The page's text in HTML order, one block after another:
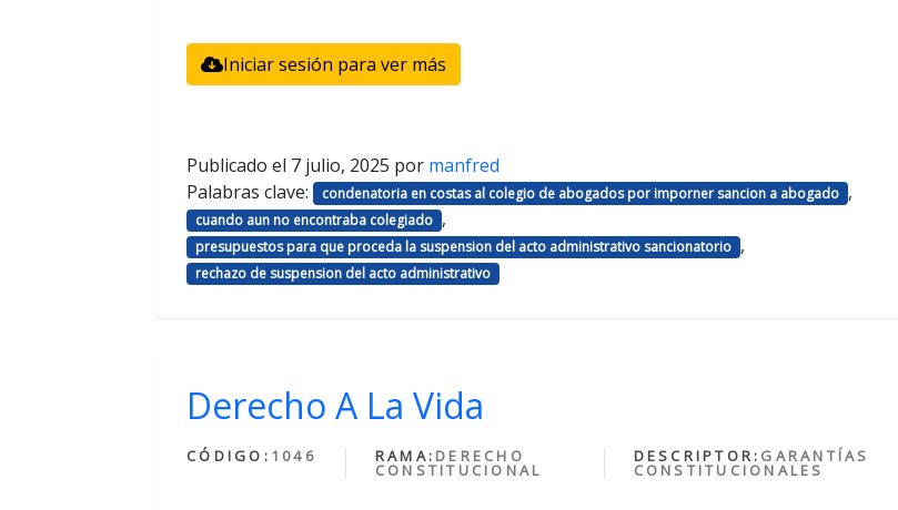
Iniciar sesión para ver más
Publicado el 7 julio, 2025 por manfred
Palabras clave:
condenatoria en costas al colegio de abogados por imporner sancion a abogado ,
cuando aun no encontraba colegiado ,
presupuestos para que proceda la suspension del acto administrativo sancionatorio ,
rechazo de suspension del acto administrativo
Derecho A La Vida
CÓDIGO: 1046 RAMA: DERECHO
CONSTITUCIONAL
DESCRIPTOR: GARANTÍAS
CONSTITUCIONALES